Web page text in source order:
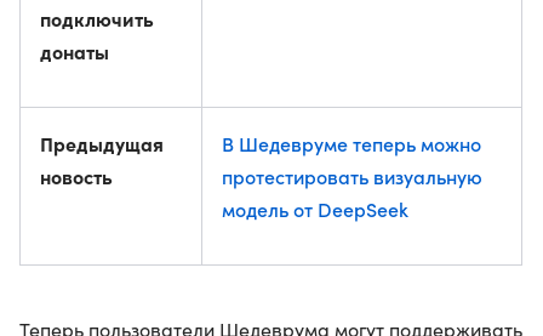
подключить
донаты
Предыдущая
новость
В Шедевруме теперь можно
протестировать визуальную
модель от DeepSeek
Теперь пользователи Шедеврума могут поддерживать